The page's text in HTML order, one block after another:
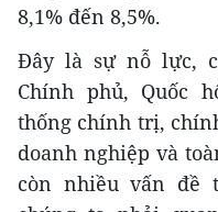
8,1% đến 8,5%.
Đây là sự nỗ lực,
Chính phủ, Quốc
thống chính trị,
doanh nghiệp và
còn nhiều vấn đề